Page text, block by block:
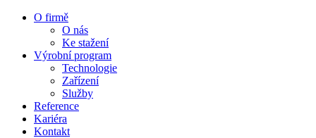
O firmě
O nás
Ke stažení
Výrobní program
Technologie
Zařízení
Služby
Reference
Kariéra
Kontakt